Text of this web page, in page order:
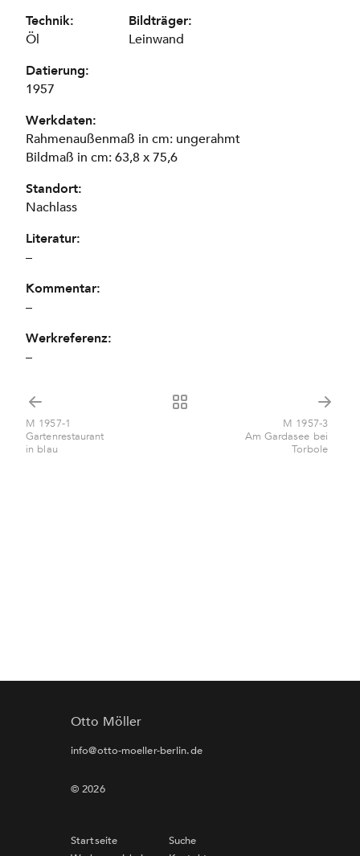
Technik:
Öl
Bildträger:
Leinwand
Datierung:
1957
Werkdaten:
Rahmenaußenmaß in cm: ungerahmt
Bildmaß in cm: 63,8 x 75,6
Standort:
Nachlass
Literatur:
–
Kommentar:
–
Werkreferenz:
–
M 1957-1
Gartenrestaurant
in blau
M 1957-3
Am Gardasee bei
Torbole
Otto Möller
info@otto-moeller-berlin.de
© 2026
Startseite
Suche